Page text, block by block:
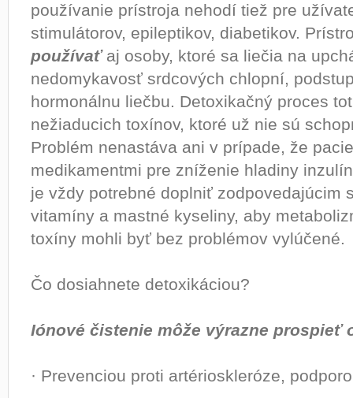
používanie prístroja nehodí tiež pre
stimulátorov, epileptikov, diabetikov.
používaťaj osoby, ktoré sa liečia na
nedomykavosť srdcových chlopní,
hormonálnu liečbu. Detoxikačný proces
nežiaducich toxínov, ktoré už nie sú
Problém nenastáva ani v prípade, že
medikamentmi pre zníženie hladiny
je vždy potrebné doplniť zodpovedajúcim
vitamíny a mastné kyseliny, aby
toxíny mohli byť bez problémov vylúčené.
Čo dosiahnete detoxikáciou?
Iónové čistenie môže výrazne prospieť
· Prevenciou proti artérioskleróze,